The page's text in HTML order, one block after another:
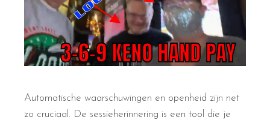
Automatische waarschuwingen en openheid zijn net
zo cruciaal. De sessieherinnering is een tool die je